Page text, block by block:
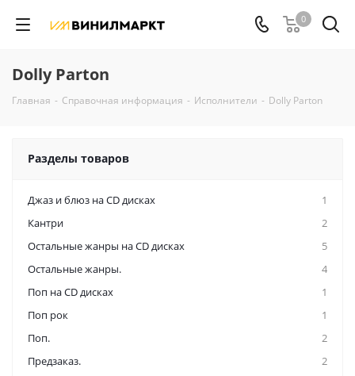
0
Dolly Parton
Главная - Справочная информация - Исполнители - Dolly Parton
Разделы товаров
Джаз и блюз на CD дисках
1
Кантри
2
Остальные жанры на CD дисках
5
Остальные жанры.
4
Поп на CD дисках
1
Поп рок
1
Поп.
2
Предзаказ.
2